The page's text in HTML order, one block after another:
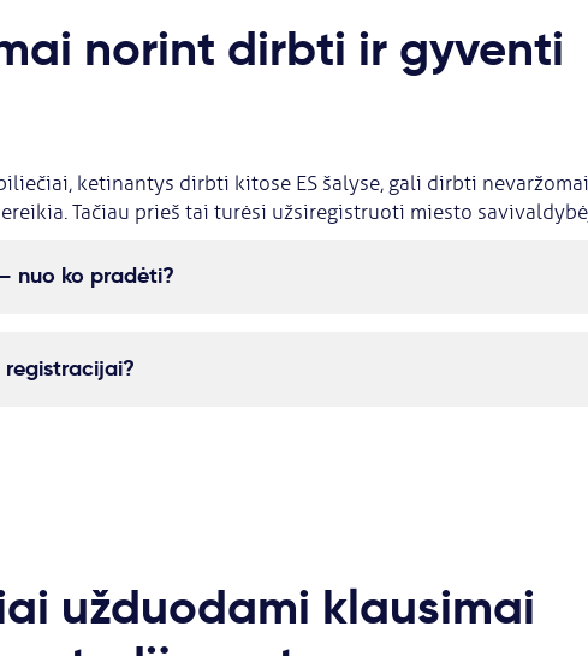
norint dirbti ir gyventi
ketinantys dirbti kitose ES šalyse, gali dirbti
Tačiau prieš tai turėsi užsiregistruoti miesto
nuo ko pradėti?
registracijai?
užduodami klausimai